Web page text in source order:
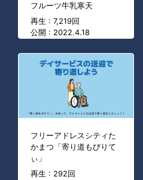
フルーツ牛乳寒天
再生 : 7,219回
公開 : 2022.4.18
フリーアドレスシティた
かまつ「寄り道もびりて
ぃ」
再生 : 292回